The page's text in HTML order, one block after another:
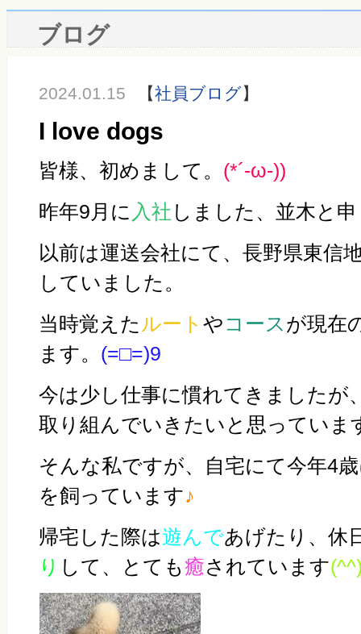
ブログ
2024.01.15 【社員ブログ】
I love dogs
皆様、初めまして。 (*´-ω-))
昨年9月に 入社 しました、並木と
以前は運送会社にて、長野県東信
していました。
当時覚えた ルートやコースが現在
ます。 (=□=)9
今は少し仕事に慣れてきましたが
取り組んでいきたいと思っていま
そんな私ですが、自宅にて今年4
を飼っています♪
帰宅した際は遊んであげたり、休
り して、とても癒されています